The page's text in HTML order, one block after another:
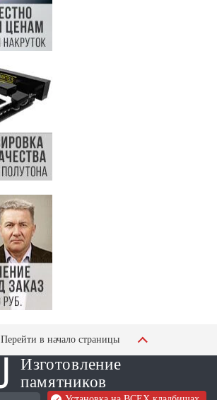
Перейти в начало страницы
Изготовление
памятников